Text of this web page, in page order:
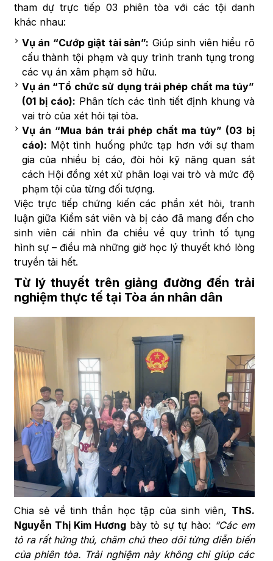
tham dự trực tiếp 03 phiên tòa với các tội danh
khác nhau:
Vụ án “Cướp giật tài sản”: Giúp sinh viên hiểu rõ
cấu thành tội phạm và quy trình tranh tụng trong
các vụ án xâm phạm sở hữu.
Vụ án “Tổ chức sử dụng trái phép chất ma túy”
(01 bị cáo): Phân tích các tình tiết định khung và
vai trò của xét hỏi tại tòa.
Vụ án “Mua bán trái phép chất ma túy” (03 bị
cáo): Một tình huống phức tạp hơn với sự tham
gia của nhiều bị cáo, đòi hỏi kỹ năng quan sát
cách Hội đồng xét xử phân loại vai trò và mức độ
phạm tội của từng đối tượng.
Việc trực tiếp chứng kiến các phần xét hỏi, tranh
luận giữa Kiểm sát viên và bị cáo đã mang đến cho
sinh viên cái nhìn đa chiều về quy trình tố tụng
hình sự – điều mà những giờ học lý thuyết khó lòng
truyền tải hết.
Từ lý thuyết trên giảng đường đến trải
nghiệm thực tế tại Tòa án nhân dân
Chia sẻ về tinh thần học tập của sinh viên, ThS.
Nguyễn Thị Kim Hươngbày tỏ sự tự hào: “Các em
tỏ ra rất hứng thú, chăm chú theo dõi từng diễn biến
của phiên tòa. Trải nghiệm này không chỉ giúp các